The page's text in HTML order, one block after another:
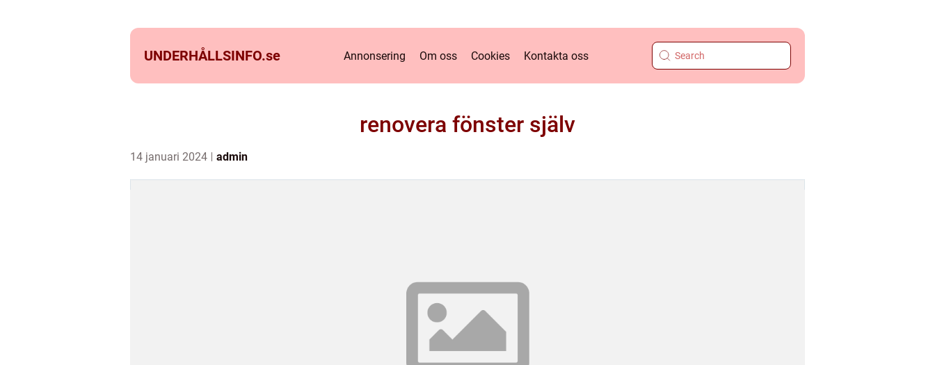
UNDERHÅLLSINFO.se Annonsering Om oss Cookies Kontakta oss
renovera fönster själv
14 januari 2024 admin